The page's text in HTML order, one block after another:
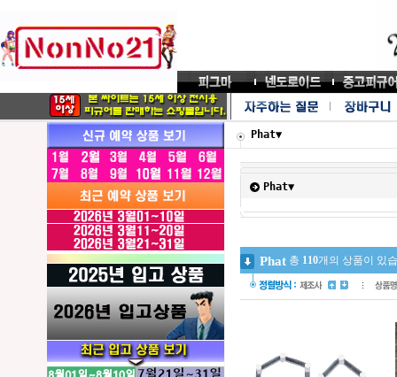
Phat▼
Phat▼
Phat 총 110개의 상품이 있